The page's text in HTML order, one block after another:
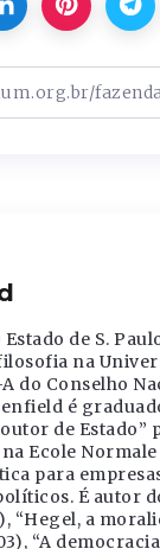
de S.
na
A do Conselho
é
de Estado”
Ecole
para
É autor
“Hegel, a
“A